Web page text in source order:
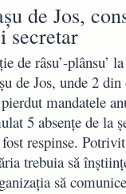
de Jos,
secretar
de râsu’-plânsu’
de Jos, unde 2
mandatele
5 absenţe de la
respinse.
trebuia să
să